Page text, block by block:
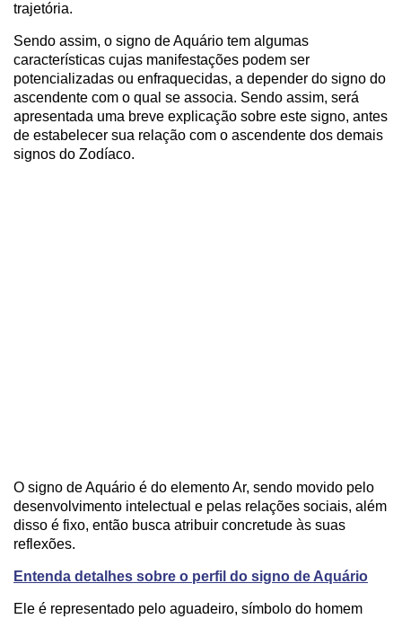
trajetória.
Sendo assim, o signo de Aquário tem algumas
características cujas manifestações podem ser
potencializadas ou enfraquecidas, a depender do signo do
ascendente com o qual se associa. Sendo assim, será
apresentada uma breve explicação sobre este signo, antes
de estabelecer sua relação com o ascendente dos demais
signos do Zodíaco.
O signo de Aquário é do elemento Ar, sendo movido pelo
desenvolvimento intelectual e pelas relações sociais, além
disso é fixo, então busca atribuir concretude às suas
reflexões.
Entenda detalhes sobre o perfil do signo de Aquário
Ele é representado pelo aguadeiro, símbolo do homem